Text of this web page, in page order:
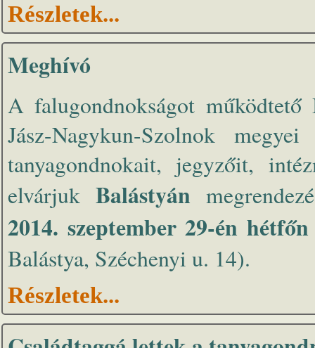
Részletek...
Meghívó
A falugondnokságot működtető
Jász-Nagykun-Szolnok
tanyagondnokait, jegyzőit,
elvárjuk Balástyán
2014. szeptember 29-én
Balástya, Széchenyi u. 14).
Részletek...